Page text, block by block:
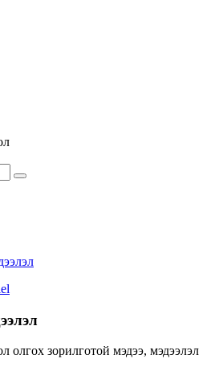
олгох зорилготой мэдээ, мэдээлэл